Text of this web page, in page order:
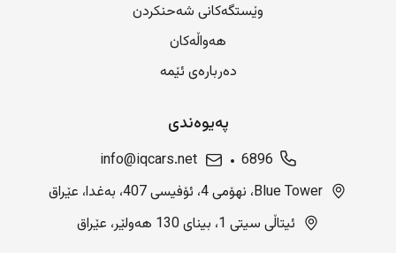
وێستگەکانی شەحنکردن
هەواڵەکان
دەربارەی ئێمە
پەیوەندی
6896
info@iqcars.net
Blue Tower، نهۆمی 4، ئۆفیسی 407، بەغدا، عێراق
ئیتاڵی سیتی 1، بینای 130 هەولێر، عێراق